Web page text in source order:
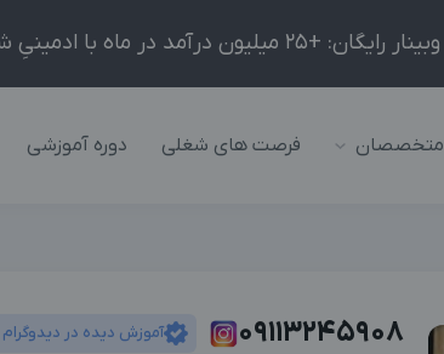
وبینار رایگان: +25 میلیون درآمد در ماه با ادمینیِ شبکه‌های اجتماعی داخلی و خارجی!
متخصصان فرصت های شغلی دوره آموزشی
09113245908 آموزش دیده در دیدوگرام